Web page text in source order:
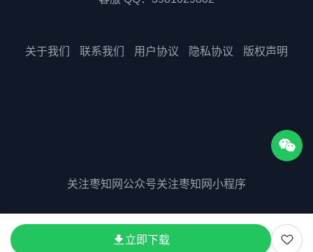
立即下载
关于我们 联系我们 用户协议 隐私协议 版权声明
关注枣知网公众号关注枣知网小程序
版权所有©2025 51zaozhi.com
粤ICP备2023075511号